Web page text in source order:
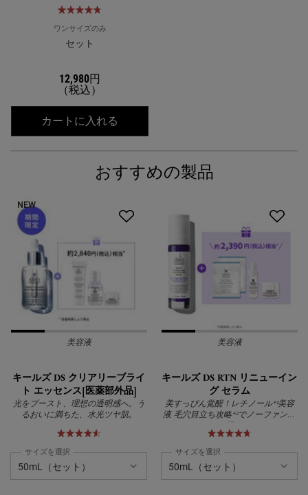
ワンサイズのみ
セット
12,980円
（税込）
カートに入れる
おすすめの製品
NEW
美容液
キールズ DS クリアリーブライ
ト エッセンス[医薬部外品]
光をブースト、理想の透明感へ。う
るおいに満ちた、水光ツヤ肌。
サイズを選択
美容液
キールズ DS RTN リニューイン
グ セラム
美すっぴん覚醒！レチノール*¹美容
液 毛穴目立ち攻略*²でノーファンデ
に挑む
サイズを選択